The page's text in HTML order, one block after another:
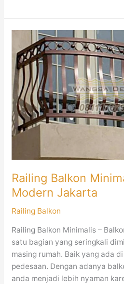
Railing Balkon
Modern Jakarta
Railing Balkon
Railing Balkon Minimalis –
satu bagian yang seringkali
masing rumah. Baik yang ada
pedesaan. Dengan adanya
anda menjadi lebih nyaman
Balkon
Minimalis
Mewah
Modern
Jakarta